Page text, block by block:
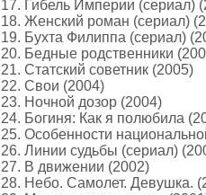
17. Гибель Империи (сериал)
18. Женский роман (сериал)
19. Бухта Филиппа (сериал)
20. Бедные родственники
21. Статский советник (2005)
22. Свои (2004)
23. Ночной дозор (2004)
24. Богиня: Как я полюбила
25. Особенности
26. Линии судьбы (сериал)
27. В движении (2002)
28. Небо. Самолет. Девушка.